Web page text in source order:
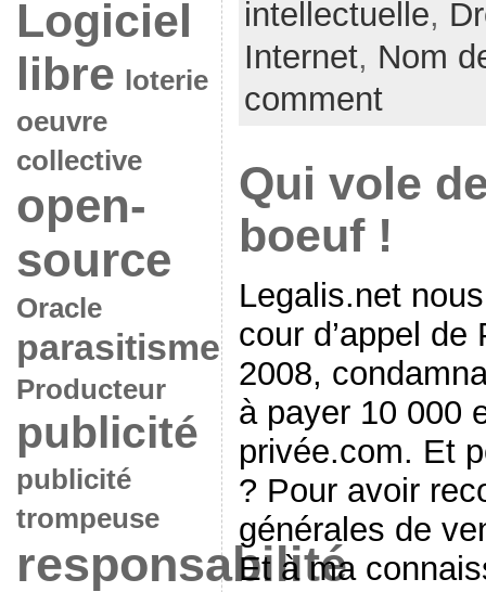
Logiciel
libre
loterie
oeuvre
collective
open-
source
Oracle
parasitisme
Producteur
publicité
publicité
trompeuse
responsabilité
intellectuelle,
Internet, Nom
comment
Qui vole
boeuf !
Legalis.net
cour d’appel
2008,
à payer 10 000
privée.com. Et
? Pour avoir
générales de
Et à ma